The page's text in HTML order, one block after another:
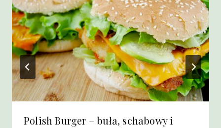
Polish Burger – buła, schabowy i